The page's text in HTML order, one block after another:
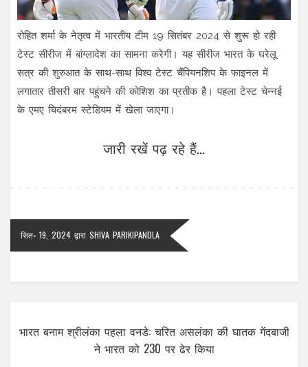
रोहित शर्मा के नेतृत्व में भारतीय टीम 19 सितंबर 2024 से शुरू हो रही
टेस्ट सीरीज में बांग्लादेश का सामना करेगी। यह सीरीज भारत के घरेलू
सत्र की शुरुआत के साथ-साथ विश्व टेस्ट चैंपियनशिप के फाइनल में
लगातार तीसरी बार पहुंचने की कोशिश का प्रतीक है। पहला टेस्ट चेन्नई
के एमए चिदंबरम स्टेडियम में खेला जाएगा।
जारी रखें पढ़ रहे हैं...
सित॰ 19, 2024 द्वारा SHIVA PARIKIPANDLA
भारत बनाम श्रीलंका पहला वनडे: चरित असलंका की घातक गेंदबाजी
ने भारत को 230 पर ढेर किया